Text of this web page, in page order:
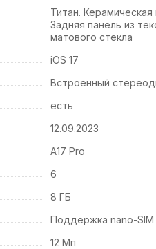
Титан.
Задняя панель из
матового стекла
iOS 17
Встроенный
есть
12.09.2023
A17 Pro
6
8 ГБ
Поддержка nano-SIM
12 Мп